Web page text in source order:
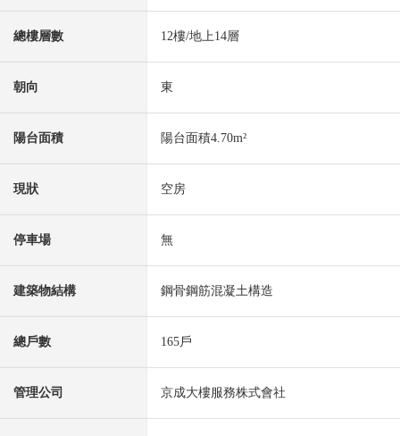
總樓層數 12樓/地上14層
朝向 東
陽台面積 陽台面積4.70m²
現狀 空房
停車場 無
建築物結構 鋼骨鋼筋混凝土構造
總戶數 165戶
管理公司 京成大樓服務株式會社